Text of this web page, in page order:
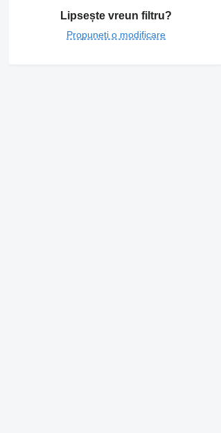
Lipsește vreun filtru?
Propuneți o modificare